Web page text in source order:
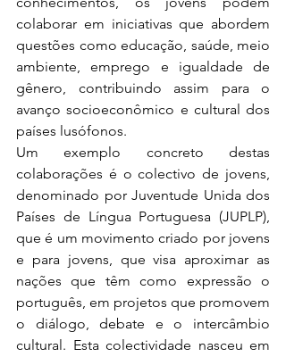
colaborar em iniciativas que abordem
questões como educação, saúde, meio
ambiente, emprego e igualdade de
gênero, contribuindo assim para o
avanço socioeconômico e cultural dos
países lusófonos.
Um exemplo concreto destas
colaborações é o colectivo de jovens,
denominado por Juventude Unida dos
Países de Língua Portuguesa (JUPLP),
que é um movimento criado por jovens
e para jovens, que visa aproximar as
nações que têm como expressão o
português, em projetos que promovem
o diálogo, debate e o intercâmbio
cultural. Esta colectividade nasceu em